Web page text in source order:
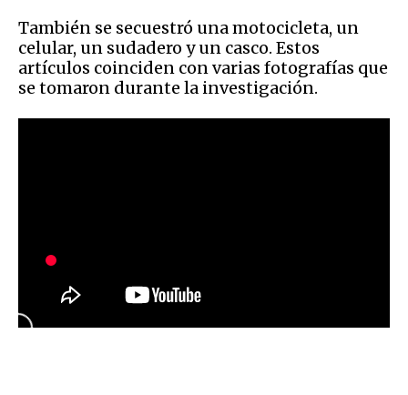
También se secuestró una motocicleta, un
celular, un sudadero y un casco. Estos
artículos coinciden con varias fotografías que
se tomaron durante la investigación.